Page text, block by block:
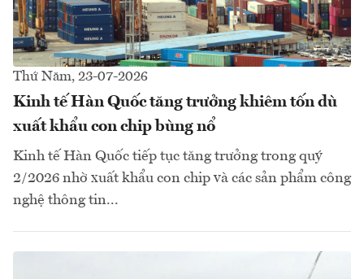
Thứ Năm, 23-07-2026
Kinh tế Hàn Quốc tăng trưởng khiêm tốn dù
xuất khẩu con chip bùng nổ
Kinh tế Hàn Quốc tiếp tục tăng trưởng trong quý
2/2026 nhờ xuất khẩu con chip và các sản phẩm công
nghệ thông tin...